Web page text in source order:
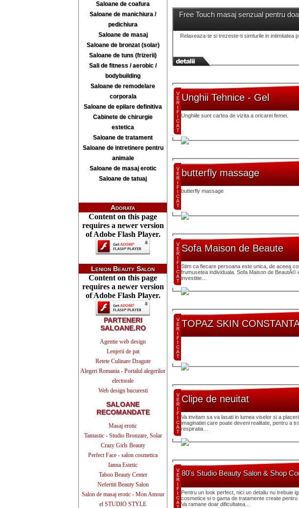
Saloane de coafura
Saloane de manichiura /
pedichiura
Saloane de masaj
Saloane de bronzat (solar)
Saloane de tuns (frizerii)
Sali de fitness / aerobic /
bodybuilding
Saloane de remodelare
corporala
Saloane de epilare definitiva
Cabinete de chirurgie
estetica
Saloane de tratament
Saloane de intretinere pentru
animale
Saloane de masaj erotic
Saloane de tatuaj
Adorata
Content on this page
requires a newer version
of Adobe Flash Player.
Lenion Beauty Salon
Content on this page
requires a newer version
of Adobe Flash Player.
PARTENERI
SALOANE.RO
Agentie web design
Lenjerii de pat
Retete Culinare Dragute
Alegeri Romania - Portalul alegerilor
electorale
Web design bucuresti
SALOANE
RECOMANDATE
Masaj erotic
Tantastic - Studio Bronzare, Solar
Crazy Girls Beauty
Perfect Face - salon cosmetica
Ianna Estetic
Taboo Beauty Center
Nefertiti Beauty Salon
Salon de masaj erotic - Mon Amour
el STUDIO STYLE
Free Touch masaj senzual pentru
Relaxeaza-te si trezeste-ti simturile in intimitatea
Unghii Tehnice - Gel
Unghiile sunt cartea de vizita a oricarei femei.
butterfly massage
butterfly massage
Sofa Maison de Beaute
Stim ca fiecare persoana este unica, de aceea
frumusetea individuala. Sofa Maison de
investitie…
TOPAZ SKIN
Clipe de neuitat
Va invitam sa va lasati in lumea viselor si a
imaginatiei care poate deveni realitate, pentru a
respiratia…
80's Studio Beauty Salon & Shop
Pentru un look perfect, nici un detaliu nu trebuie
cosmetice si o gama de tratamente create
Va ramane doar dificultatea…